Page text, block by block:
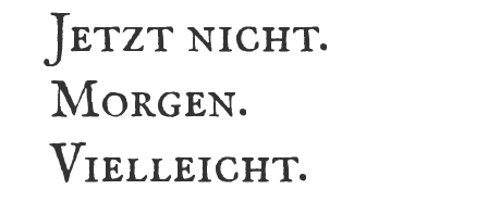
Jetzt nicht.
Morgen.
Vielleicht.